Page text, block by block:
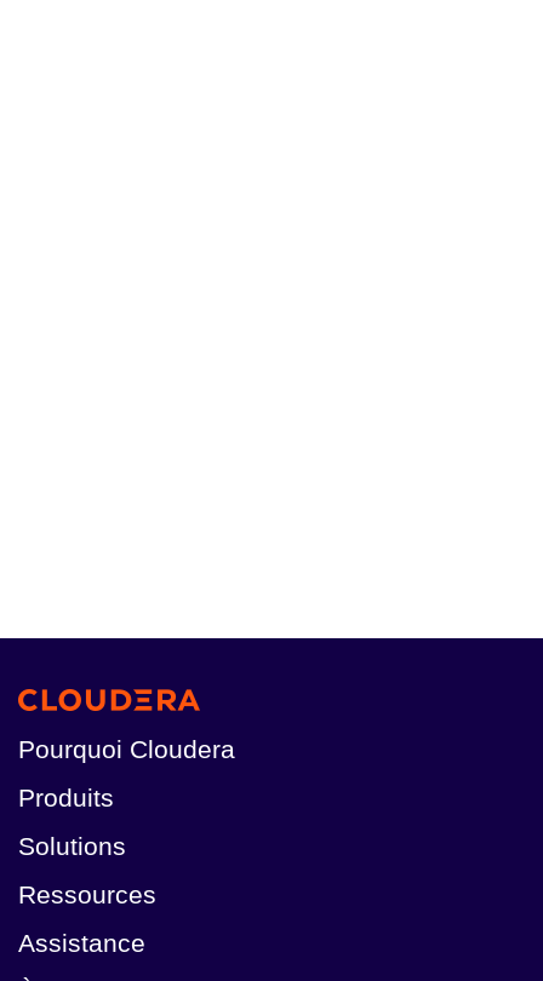
Pourquoi Cloudera
Produits
Solutions
Ressources
Assistance